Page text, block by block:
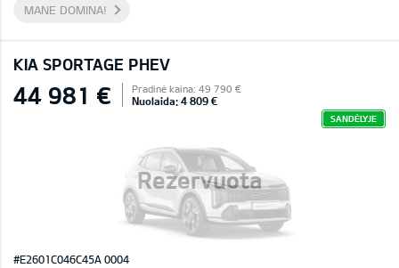
MANE DOMINA!
KIA SPORTAGE PHEV
Rezervuota
44 981 € Pradinė kaina: 49 790 €
Nuolaida: 4 809 €
SANDĖLYJE
#E2601C046C45A 0004